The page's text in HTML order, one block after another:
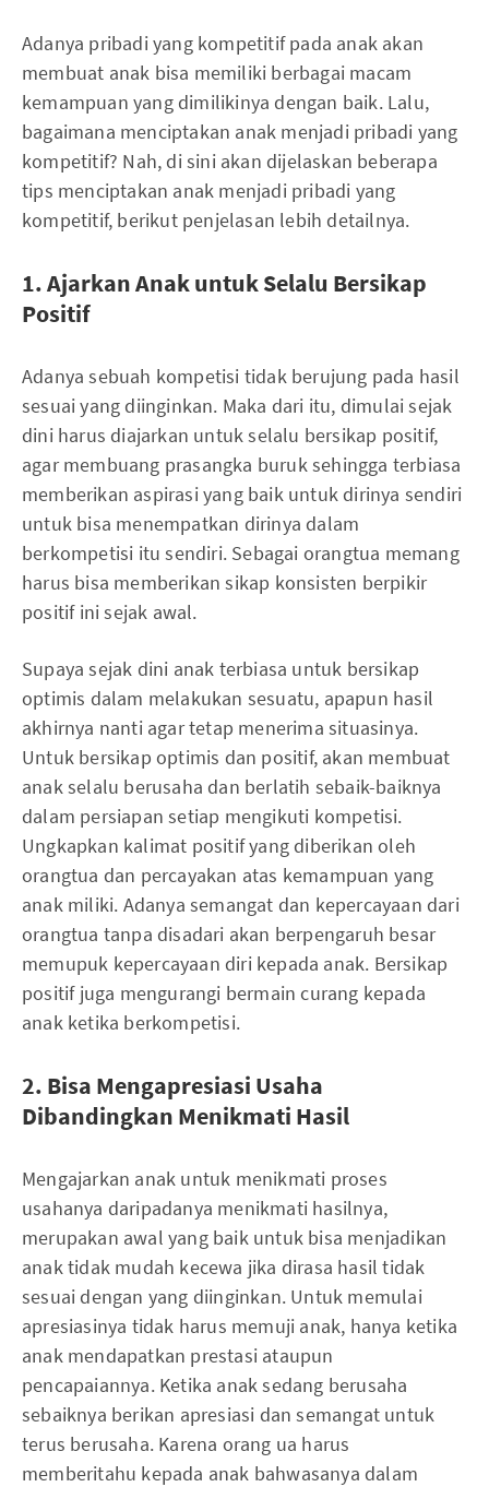
Adanya pribadi yang kompetitif pada anak akan
membuat anak bisa memiliki berbagai macam
kemampuan yang dimilikinya dengan baik. Lalu,
bagaimana menciptakan anak menjadi pribadi yang
kompetitif? Nah, di sini akan dijelaskan beberapa
tips menciptakan anak menjadi pribadi yang
kompetitif, berikut penjelasan lebih detailnya.
1. Ajarkan Anak untuk Selalu Bersikap
Positif
Adanya sebuah kompetisi tidak berujung pada hasil
sesuai yang diinginkan. Maka dari itu, dimulai sejak
dini harus diajarkan untuk selalu bersikap positif,
agar membuang prasangka buruk sehingga terbiasa
memberikan aspirasi yang baik untuk dirinya sendiri
untuk bisa menempatkan dirinya dalam
berkompetisi itu sendiri. Sebagai orangtua memang
harus bisa memberikan sikap konsisten berpikir
positif ini sejak awal.
Supaya sejak dini anak terbiasa untuk bersikap
optimis dalam melakukan sesuatu, apapun hasil
akhirnya nanti agar tetap menerima situasinya.
Untuk bersikap optimis dan positif, akan membuat
anak selalu berusaha dan berlatih sebaik-baiknya
dalam persiapan setiap mengikuti kompetisi.
Ungkapkan kalimat positif yang diberikan oleh
orangtua dan percayakan atas kemampuan yang
anak miliki. Adanya semangat dan kepercayaan dari
orangtua tanpa disadari akan berpengaruh besar
memupuk kepercayaan diri kepada anak. Bersikap
positif juga mengurangi bermain curang kepada
anak ketika berkompetisi.
2. Bisa Mengapresiasi Usaha
Dibandingkan Menikmati Hasil
Mengajarkan anak untuk menikmati proses
usahanya daripadanya menikmati hasilnya,
merupakan awal yang baik untuk bisa menjadikan
anak tidak mudah kecewa jika dirasa hasil tidak
sesuai dengan yang diinginkan. Untuk memulai
apresiasinya tidak harus memuji anak, hanya ketika
anak mendapatkan prestasi ataupun
pencapaiannya. Ketika anak sedang berusaha
sebaiknya berikan apresiasi dan semangat untuk
terus berusaha. Karena orang ua harus
memberitahu kepada anak bahwasanya dalam